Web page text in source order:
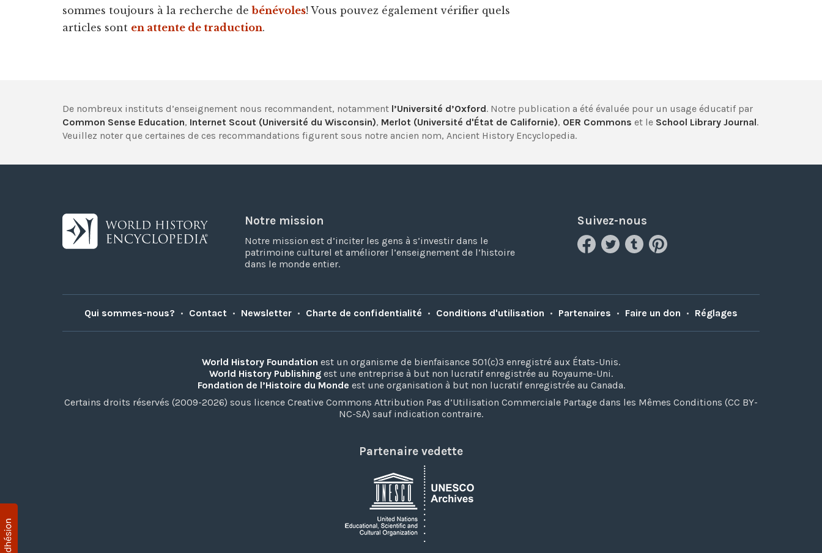
sommes toujours à la recherche debénévoles! Vous pouvez également vérifier quels
articles sont en attente de traduction.
De nombreux instituts d’enseignement nous recommandent, notamment l’Université d’Oxford. Notre publication a été évaluée pour un usage éducatif par
Common Sense Education, Internet Scout (Université du Wisconsin), Merlot (Université d'État de Californie), OER Commons et le School Library Journal.
Veuillez noter que certaines de ces recommandations figurent sous notre ancien nom, Ancient History Encyclopedia.
Notre mission
Notre mission est d’inciter les gens à s’investir dans le
patrimoine culturel et améliorer l’enseignement de l’histoire
dans le monde entier.
Suivez-nous
Qui sommes-nous? • Contact • Newsletter • Charte de confidentialité • Conditions d'utilisation • Partenaires • Faire un don • Réglages
World History Foundation est un organisme de bienfaisance 501(c)3 enregistré aux États-Unis.
World History Publishing est une entreprise à but non lucratif enregistrée au Royaume-Uni.
Fondation de l’Histoire du Monde est une organisation à but non lucratif enregistrée au Canada.
Certains droits réservés (2009-2026) sous licence Creative Commons Attribution Pas d’Utilisation Commerciale Partage dans les Mêmes Conditions (CC BY-
NC-SA) sauf indication contraire.
Partenaire vedette